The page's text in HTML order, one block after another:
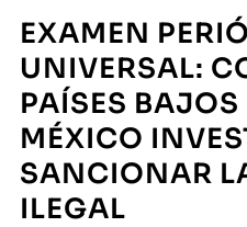
EXAMEN
UNIVERSAL:
PAÍSES
MÉXICO
SANCIONAR
ILEGAL